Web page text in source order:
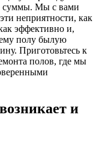
суммы. Мы с вами
неприятности, как
эффективно и,
полу былую
Приготовьтесь к
полов, где мы
и